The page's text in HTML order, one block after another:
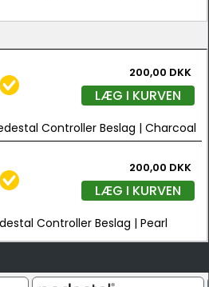
200,00 DKK
LÆG I KURVEN
Controller Beslag | Charcoal
200,00 DKK
LÆG I KURVEN
Controller Beslag | Pearl